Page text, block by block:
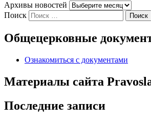
Архивы новостей
Поиск
Общецерковные
Ознакомиться с документами
Материалы сайта
Последние записи